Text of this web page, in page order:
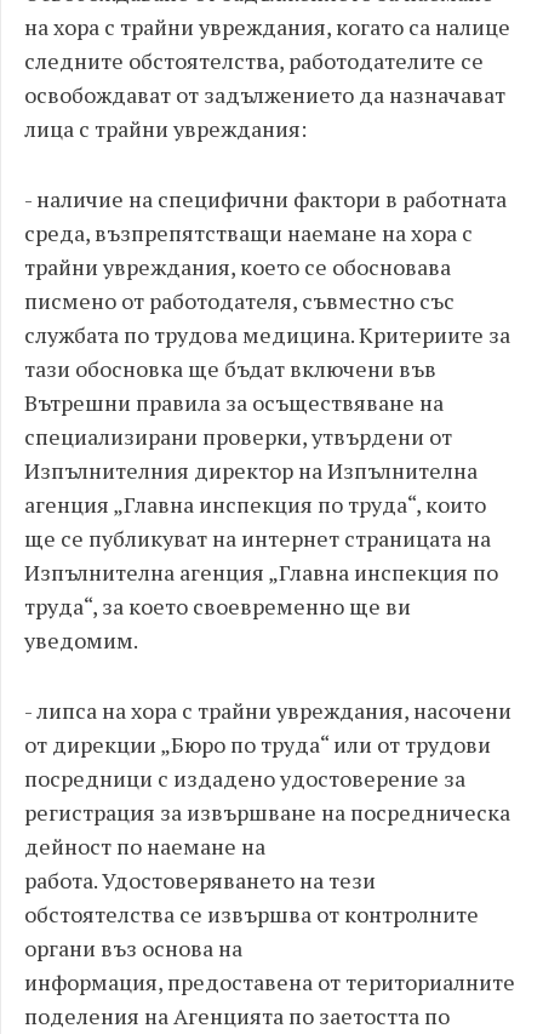
на хора с трайни увреждания, когато са налице
следните обстоятелства, работодателите се
освобождават от задължението да назначават
лица с трайни увреждания:
- наличие на специфични фактори в работната
среда, възпрепятстващи наемане на хора с
трайни увреждания, което се обосновава
писмено от работодателя, съвместно със
службата по трудова медицина. Критериите за
тази обосновка ще бъдат включени във
Вътрешни правила за осъществяване на
специализирани проверки, утвърдени от
Изпълнителния директор на Изпълнителна
агенция „Главна инспекция по труда“, които
ще се публикуват на интернет страницата на
Изпълнителна агенция „Главна инспекция по
труда“, за което своевременно ще ви
уведомим.
- липса на хора с трайни увреждания, насочени
от дирекции „Бюро по труда“ или от трудови
посредници с издадено удостоверение за
регистрация за извършване на посредническа
дейност по наемане на
работа. Удостоверяването на тези
обстоятелства се извършва от контролните
органи въз основа на
информация, предоставена от териториалните
поделения на Агенцията по заетостта по